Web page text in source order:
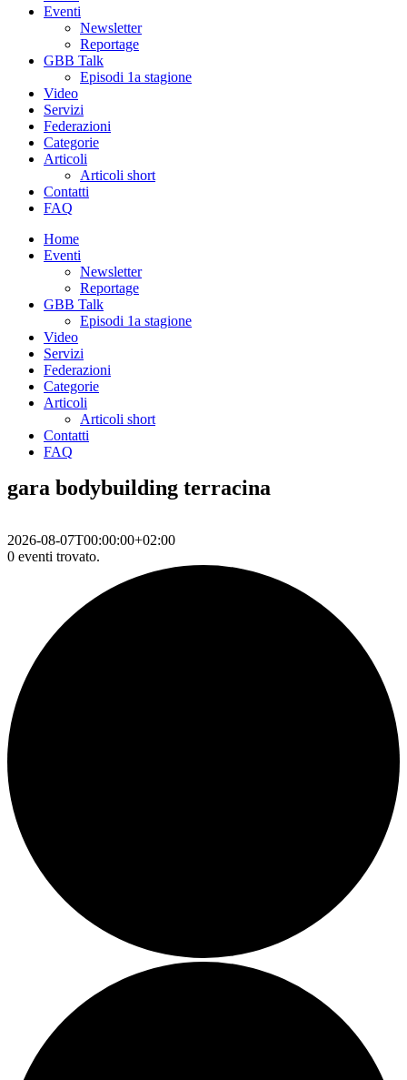
Eventi
Newsletter
Reportage
GBB Talk
Episodi 1a stagione
Video
Servizi
Federazioni
Categorie
Articoli
Articoli short
Contatti
FAQ
Home
Eventi
Newsletter
Reportage
GBB Talk
Episodi 1a stagione
Video
Servizi
Federazioni
Categorie
Articoli
Articoli short
Contatti
FAQ
gara bodybuilding terracina
2026-08-07T00:00:00+02:00
0 eventi trovato.